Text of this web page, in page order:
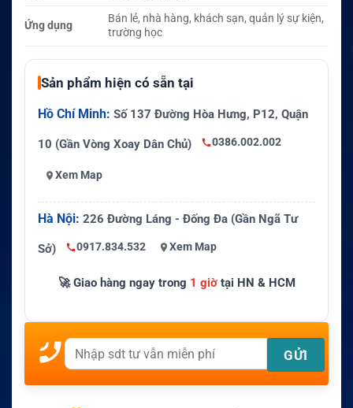
Ứng dụng
Bán lẻ, nhà hàng, khách sạn, quản lý sự kiện,
trường học
Sản phẩm hiện có sẵn tại
Hồ Chí Minh: Số 137 Đường Hòa Hưng, P12, Quận
10 (Gần Vòng Xoay Dân Chủ) 0386.002.002
Xem Map
Hà Nội: 226 Đường Láng - Đống Đa (Gần Ngã Tư
Sở) 0917.834.532 Xem Map
🚀 Giao hàng ngay trong 1 giờtại HN & HCM